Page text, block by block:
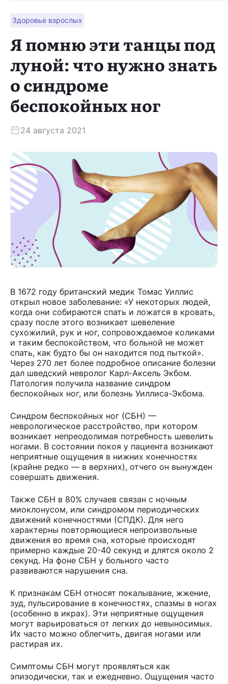
Здоровье взрослых
Я помню эти танцы под
луной: что нужно знать
о синдроме
беспокойных ног
24 августа 2021
В 1672 году британский медик Томас Уиллис
открыл новое заболевание: «У некоторых людей,
когда они собираются спать и ложатся в кровать,
сразу после этого возникает шевеление
сухожилий, рук и ног, сопровождаемое коликами
и таким беспокойством, что больной не может
спать, как будто бы он находится под пыткой».
Через 270 лет более подробное описание болезни
дал шведский невролог Карл-Аксель Экбом.
Патология получила название синдром
беспокойных ног, или болезнь Уиллиса-Экбома.
Синдром беспокойных ног (СБН) —
неврологическое расстройство, при котором
возникает непреодолимая потребность шевелить
ногами. В состоянии покоя у пациента возникают
неприятные ощущения в нижних конечностях
(крайне редко — в верхних), отчего он вынужден
совершать движения.
Также СБН в 80% случаев связан с ночным
миоклонусом, или синдромом периодических
движений конечностями (СПДК). Для него
характерны повторяющиеся непроизвольные
движения во время сна, которые происходят
примерно каждые 20-40 секунд и длятся около 2
секунд. На фоне СБН у больного часто
развиваются нарушения сна.
К признакам СБН относят покалывание, жжение,
зуд, пульсирование в конечностях, спазмы в ногах
(особенно в икрах). Эти неприятные ощущения
могут варьироваться от легких до невыносимых.
Их часто можно облегчить, двигая ногами или
растирая их.
Симптомы СБН могут проявляться как
эпизодически, так и ежедневно. Ощущения часто